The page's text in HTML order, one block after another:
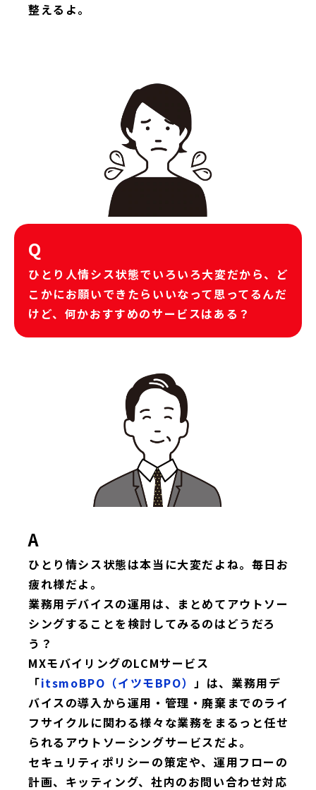
整えるよ。
Q
ひとり人情シス状態でいろいろ大変だから、ど
こかにお願いできたらいいなって思ってるんだ
けど、何かおすすめのサービスはある？
A
ひとり情シス状態は本当に大変だよね。毎日お
疲れ様だよ。
業務用デバイスの運用は、まとめてアウトソー
シングすることを検討してみるのはどうだろ
う？
MXモバイリングのLCMサービス
「itsmoBPO（イツモBPO）
」は、業務用デ
バイスの導入から運用・管理・廃棄までのライ
フサイクルに関わる様々な業務をまるっと任せ
られるアウトソーシングサービスだよ。
セキュリティポリシーの策定や、運用フローの
計画、キッティング、社内のお問い合わせ対応